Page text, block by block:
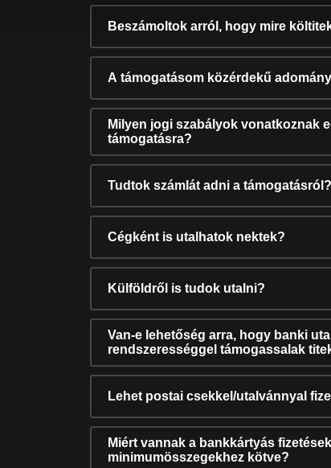
Beszámoltok arról, hogy mire
A támogatásom közérdekű
Milyen jogi szabályok vonatkoznak
támogatásra?
Tudtok számlát adni a támogatásról?
Cégként is utalhatok nektek?
Külföldről is tudok utalni?
Van-e lehetőség arra, hogy banki
rendszerességgel támogassalak
Lehet postai csekkel/utalvánnyal
Miért vannak a bankkártyás fizetések
minimumösszegekhez kötve?